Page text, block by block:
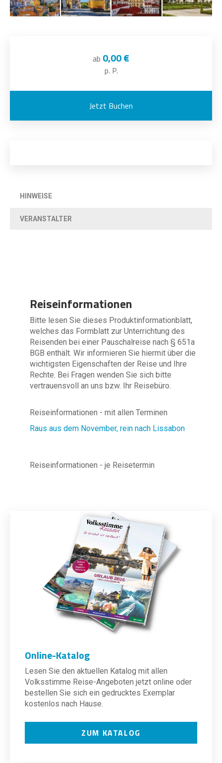
ab 0,00 €
p. P.
Jetzt Buchen
HINWEISE
VERANSTALTER
Reiseinformationen
Bitte lesen Sie dieses Produktinformationblatt,
welches das Formblatt zur Unterrichtung des
Reisenden bei einer Pauschalreise nach § 651a
BGB enthält. Wir informieren Sie hiermit über die
wichtigsten Eigenschaften der Reise und Ihre
Rechte. Bei Fragen wenden Sie sich bitte
vertrauensvoll an uns bzw. Ihr Reisebüro.
Reiseinformationen - mit allen Terminen
Raus aus dem November, rein nach Lissabon
Reiseinformationen - je Reisetermin
Online-Katalog
Lesen Sie den aktuellen Katalog mit allen
Volksstimme Reise-Angeboten jetzt online oder
bestellen Sie sich ein gedrucktes Exemplar
kostenlos nach Hause.
ZUM KATALOG